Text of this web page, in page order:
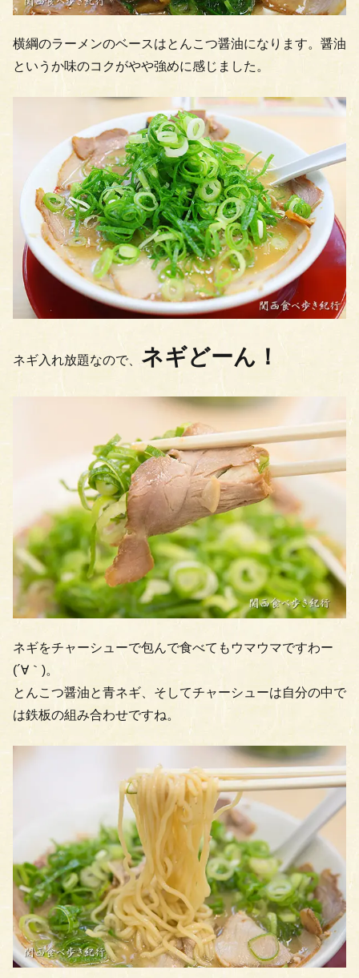
横綱のラーメンのベースはとんこつ醤油になります。醤油
というか味のコクがやや強めに感じました。
ネギ入れ放題なので、 ネギどーん！
ネギをチャーシューで包んで食べてもウマウマですわー
(´∀｀)。
とんこつ醤油と青ネギ、そしてチャーシューは自分の中で
は鉄板の組み合わせですね。